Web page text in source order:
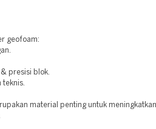
geofoam:
presisi blok.
teknis.
material penting untuk